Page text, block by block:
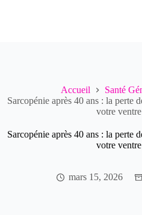
Accueil
Santé
Sarcopénie après 40 ans : la perte
votre ventre
Sarcopénie après 40 ans : la perte
votre ventre
mars 15, 2026